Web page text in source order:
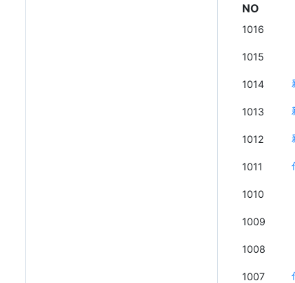
NO
1016
1015
1014
1013
1012
1011
1010
1009
1008
1007